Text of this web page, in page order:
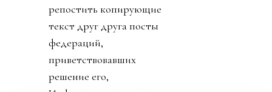
репостить копирующие
текст друг друга посты
федераций,
приветствовавших
решение его,